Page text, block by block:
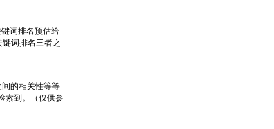
词排名预估给
词排名三者之
的相关性等等
索到。（仅供参